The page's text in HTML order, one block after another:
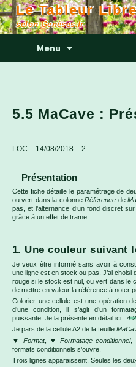
Le Tableur
selon Genèses.fr
Menu
5.5 MaCave :
LOC – 14/08/2018 – 2
Présentation
Cette fiche détaille le paramétrage de
ou vert dans la colonneRéférence de
pas, et l’alternance d’un fond discret
grâce à un effet de trame.
1. Une couleur suivant
Je veux être informé sans avoir à
une ligne est en stock ou pas. J’ai
rouge si le stock est nul, ou vert dans le
de mettre en valeur la référence à noter
Colorier une cellule est une opération
d’une condition, il s’agit d’un
puissante. Je la présente en détail ici :
Je pars de la cellule A2 de la feuille
▼ Format, ▼Formatage conditionnel,
formats conditionnels s’ouvre.
Trois lignes apparaissent. Seules les